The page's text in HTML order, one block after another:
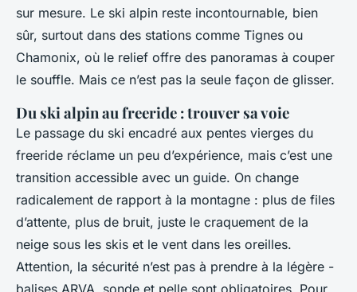
sur mesure. Le ski alpin reste incontournable, bien
sûr, surtout dans des stations comme Tignes ou
Chamonix, où le relief offre des panoramas à couper
le souffle. Mais ce n’est pas la seule façon de glisser.
Du ski alpin au freeride : trouver sa voie
Le passage du ski encadré aux pentes vierges du
freeride réclame un peu d’expérience, mais c’est une
transition accessible avec un guide. On change
radicalement de rapport à la montagne : plus de files
d’attente, plus de bruit, juste le craquement de la
neige sous les skis et le vent dans les oreilles.
Attention, la sécurité n’est pas à prendre à la légère -